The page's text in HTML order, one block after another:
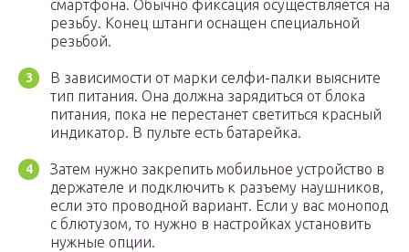
смартфона. Обычно фиксация осуществляется на
резьбу. Конец штанги оснащен специальной
резьбой.
В зависимости от марки селфи-палки выясните
тип питания. Она должна зарядиться от блока
питания, пока не перестанет светиться красный
индикатор. В пульте есть батарейка.
Затем нужно закрепить мобильное устройство в
держателе и подключить к разъему наушников,
если это проводной вариант. Если у вас монопод
с блютузом, то нужно в настройках установить
нужные опции.